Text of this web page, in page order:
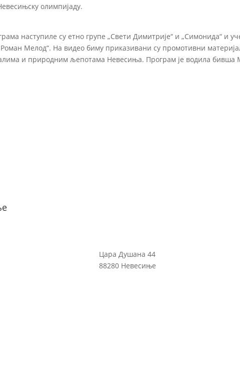
олимпијаду.
наступиле су етно групе „Свети Димитрије“ и „Симонида“ и
Мелод“. На видео биму приказивани су промотивни
и природним љепотама Невесиња. Програм је водила бивша
Цара Душана 44
88280 Невесиње